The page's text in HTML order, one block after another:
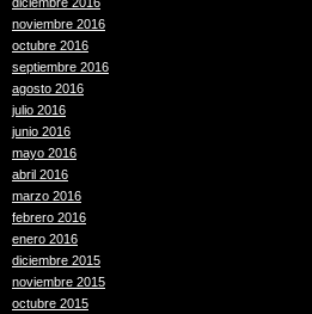
noviembre 2016
octubre 2016
septiembre 2016
agosto 2016
julio 2016
junio 2016
mayo 2016
abril 2016
marzo 2016
febrero 2016
enero 2016
diciembre 2015
noviembre 2015
octubre 2015